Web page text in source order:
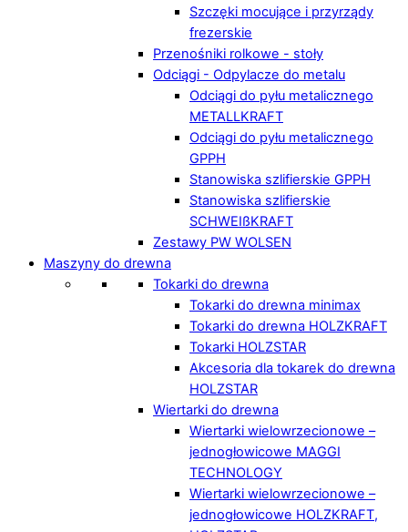
Szczęki mocujące i przyrządy
frezerskie
Przenośniki rolkowe - stoły
Odciągi - Odpylacze do metalu
Odciągi do pyłu metalicznego
METALLKRAFT
Odciągi do pyłu metalicznego
GPPH
Stanowiska szlifierskie GPPH
Stanowiska szlifierskie
SCHWEIßKRAFT
Zestawy PW WOLSEN
Maszyny do drewna
Tokarki do drewna
Tokarki do drewna minimax
Tokarki do drewna HOLZKRAFT
Tokarki HOLZSTAR
Akcesoria dla tokarek do drewna
HOLZSTAR
Wiertarki do drewna
Wiertarki wielowrzecionowe –
jednogłowicowe MAGGI
TECHNOLOGY
Wiertarki wielowrzecionowe –
jednogłowicowe HOLZKRAFT,